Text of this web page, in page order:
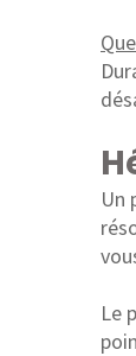
Un
Le